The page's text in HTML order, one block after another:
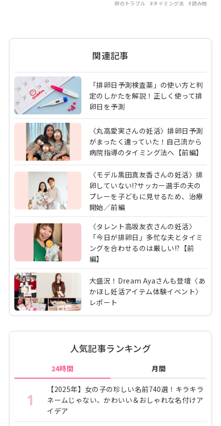
卵のトラブル #タイミング法 #読み物
関連記事
「排卵日予測検査薬」の使い方と判
定のしかたを解説！正しく使って排
卵日を予測
〈丸高愛実さんの妊活〉排卵日予測
がまったく違っていた！自己流から
病院指導のタイミング法へ【前編】
〈モデル黒田真友香さんの妊活〉排
卵していない!?サッカー選手の夫の
プレーを子どもに見せるため、治療
開始／前編
〈タレント高坂友衣さんの妊活〉
「今日が排卵日」多忙な夫とタイミ
ングを合わせるのは厳しい!?【前
編】
大盛況！Dream Ayaさんも登壇〈あ
かほし妊活アイテム体験イベント〉
レポート
人気記事ランキング
24時間 月間
1
【2025年】女の子の珍しい名前740選！キラキラ
ネームじゃない、かわいい＆おしゃれな名付けア
イデア